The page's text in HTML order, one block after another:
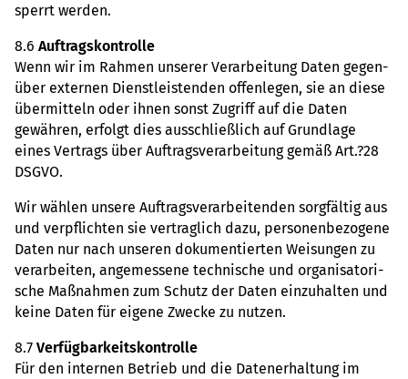
sperrt werden.
8.6 Auf­trags­kon­trolle
Wenn wir im Rahmen unse­rer Ver­ar­bei­tung Daten gegen­
über exter­nen Dienst­leis­ten­den offen­le­gen, sie an diese
über­mit­teln oder ihnen sonst Zugriff auf die Daten
gewäh­ren, erfolgt dies aus­schlie­ß­lich auf Grund­lage
eines Ver­trags über Auf­trags­ver­ar­bei­tung gemäß Art.?28
DSGVO.
Wir wählen unsere Auf­trags­ver­ar­bei­ten­den sorg­fäl­tig aus
und ver­pflich­ten sie ver­trag­lich dazu, per­so­nen­be­zo­gene
Daten nur nach unse­ren doku­men­tier­ten Wei­sun­gen zu
ver­ar­bei­ten, ange­mes­sene tech­ni­sche und orga­ni­sa­to­ri­
sche Maß­nah­men zum Schutz der Daten ein­zu­hal­ten und
keine Daten für eigene Zwecke zu nutzen.
8.7 Ver­füg­bar­keits­kon­trolle
Für den inter­nen Betrieb und die Daten­er­hal­tung im